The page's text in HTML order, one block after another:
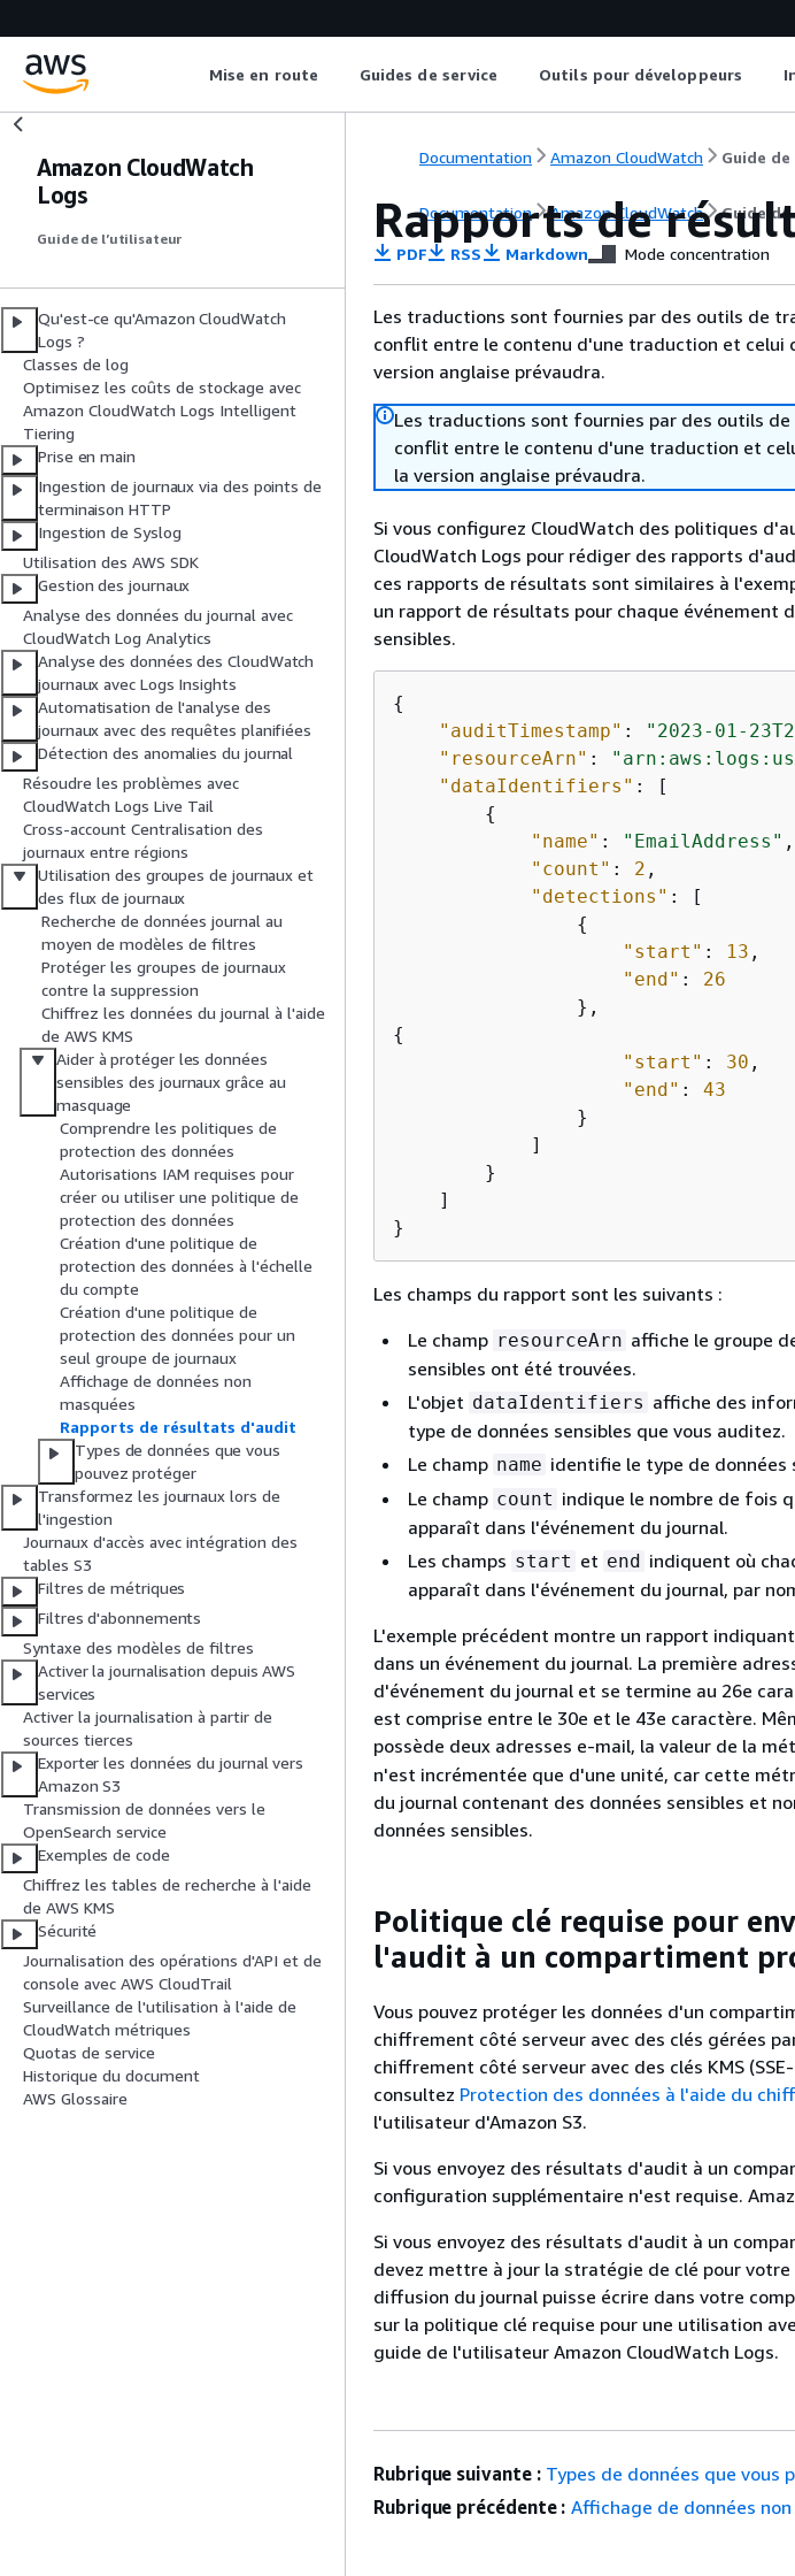
Mise en route Guides de service Outils pour développeurs
Amazon CloudWatch
Logs
Guide de l’utilisateur
Qu'est-ce qu'Amazon CloudWatch
Logs ?
Classes de log
Optimisez les coûts de stockage avec
Amazon CloudWatch Logs Intelligent
Tiering
Prise en main
Ingestion de journaux via des points de
terminaison HTTP
Ingestion de Syslog
Utilisation des AWS SDK
Gestion des journaux
Analyse des données du journal avec
CloudWatch Log Analytics
Analyse des données des CloudWatch
journaux avec Logs Insights
Automatisation de l'analyse des
journaux avec des requêtes planifiées
Détection des anomalies du journal
Résoudre les problèmes avec
CloudWatch Logs Live Tail
Cross-account Centralisation des
journaux entre régions
Utilisation des groupes de journaux et
des flux de journaux
Recherche de données journal au
moyen de modèles de filtres
Protéger les groupes de journaux
contre la suppression
Chiffrez les données du journal à l'aide
de AWS KMS
Aider à protéger les données
sensibles des journaux grâce au
masquage
Comprendre les politiques de
protection des données
Autorisations IAM requises pour
créer ou utiliser une politique de
protection des données
Création d'une politique de
protection des données à l'échelle
du compte
Création d'une politique de
protection des données pour un
seul groupe de journaux
Affichage de données non
masquées
Rapports de résultats d'audit
Types de données que vous
pouvez protéger
Transformez les journaux lors de
l'ingestion
Journaux d'accès avec intégration des
tables S3
Filtres de métriques
Filtres d'abonnements
Syntaxe des modèles de filtres
Activer la journalisation depuis AWS
services
Activer la journalisation à partir de
sources tierces
Exporter les données du journal vers
Amazon S3
Transmission de données vers le
OpenSearch service
Exemples de code
Chiffrez les tables de recherche à l'aide
de AWS KMS
Sécurité
Journalisation des opérations d'API et de
console avec AWS CloudTrail
Surveillance de l'utilisation à l'aide de
CloudWatch métriques
Quotas de service
Historique du document
AWS Glossaire
Documentation Amazon CloudWatch Guide
Documentation Amazon CloudWatch Guide
Rapports de
PDF RSS Markdown Mode concentration
Les traductions sont fournies par des outils de
conflit entre le contenu d'une traduction et celui
version anglaise prévaudra.
Les traductions sont fournies par des outils
conflit entre le contenu d'une traduction et
la version anglaise prévaudra.
Si vous configurez CloudWatch des politiques
CloudWatch Logs pour rédiger des rapports
ces rapports de résultats sont similaires à
un rapport de résultats pour chaque événement
sensibles.
{
"auditTimestamp" : "2023-01-
"resourceArn" :
"dataIdentifiers" : [
{
"name" : "EmailAddress" ,
"count" : 2 ,
"detections" : [
{
"start" : 13 ,
"end" : 26
{
"start" : 30 ,
"end" : 43
                }
            ]
        }
    ]
}
Les champs du rapport sont les suivants :
Le champ resourceArn affiche le groupe
sensibles ont été trouvées.
L'objet dataIdentifiers affiche des
type de données sensibles que vous auditez.
Le champ name identifie le type de
Le champ count indique le nombre de fois
apparaît dans l'événement du journal.
Les champs start et end indiquent où
apparaît dans l'événement du journal, par
L'exemple précédent montre un rapport
dans un événement du journal. La première
d'événement du journal et se termine au 26e
est comprise entre le 30e et le 43e caractère.
possède deux adresses e-mail, la valeur de la
n'est incrémentée que d'une unité, car cette
du journal contenant des données sensibles et
données sensibles.
Politique clé requise pour
l'audit à un compartiment
Vous pouvez protéger les données d'un
chiffrement côté serveur avec des clés gérées par
chiffrement côté serveur avec des clés KMS
consultez Protection des données à l'aide du
l'utilisateur d'Amazon S3.
Si vous envoyez des résultats d'audit à un
configuration supplémentaire n'est requise.
Si vous envoyez des résultats d'audit à un
devez mettre à jour la stratégie de clé pour votre
diffusion du journal puisse écrire dans votre
sur la politique clé requise pour une utilisation
guide de l'utilisateur Amazon CloudWatch Logs.
Rubrique suivante : Types de données que vous
Rubrique précédente : Affichage de données